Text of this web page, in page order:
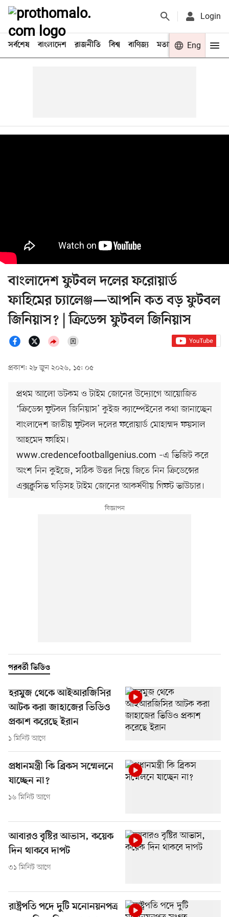
Login
সর্বশেষ বাংলাদেশ রাজনীতি বিশ্ব বাণিজ্য মতামত খেলা
Eng
বাংলাদেশ ফুটবল দলের ফরোয়ার্ড
ফাহিমের চ্যালেঞ্জ—আপনি কত বড় ফুটবল
জিনিয়াস? | ক্রিডেন্স ফুটবল জিনিয়াস
প্রকাশ: ২৮ জুন ২০২৬, ১৫: ০৫
প্রথম আলো ডটকম ও টাইম জোনের উদ্যোগে আয়োজিত
‘ক্রিডেন্স ফুটবল জিনিয়াস’ কুইজ ক্যাম্পেইনের কথা জানাচ্ছেন
বাংলাদেশ জাতীয় ফুটবল দলের ফরোয়ার্ড মোহাম্মদ ফয়সাল
আহমেদ ফাহিম।
www.credencefootballgenius.com –এ ভিজিট করে
অংশ নিন কুইজে, সঠিক উত্তর দিয়ে জিতে নিন ক্রিডেন্সের
এক্সক্লুসিভ ঘড়িসহ টাইম জোনের আকর্ষণীয় গিফট ভাউচার।
পরবর্তী ভিডিও
হরমুজ থেকে আইআরজিসির
আটক করা জাহাজের ভিডিও
প্রকাশ করেছে ইরান
১ মিনিট আগে
প্রধানমন্ত্রী কি ব্রিকস সম্মেলনে
যাচ্ছেন না?
১৬ মিনিট আগে
আবারও বৃষ্টির আভাস, কয়েক
দিন থাকবে দাপট
৩১ মিনিট আগে
রাষ্ট্রপতি পদে দুটি মনোনয়নপত্র